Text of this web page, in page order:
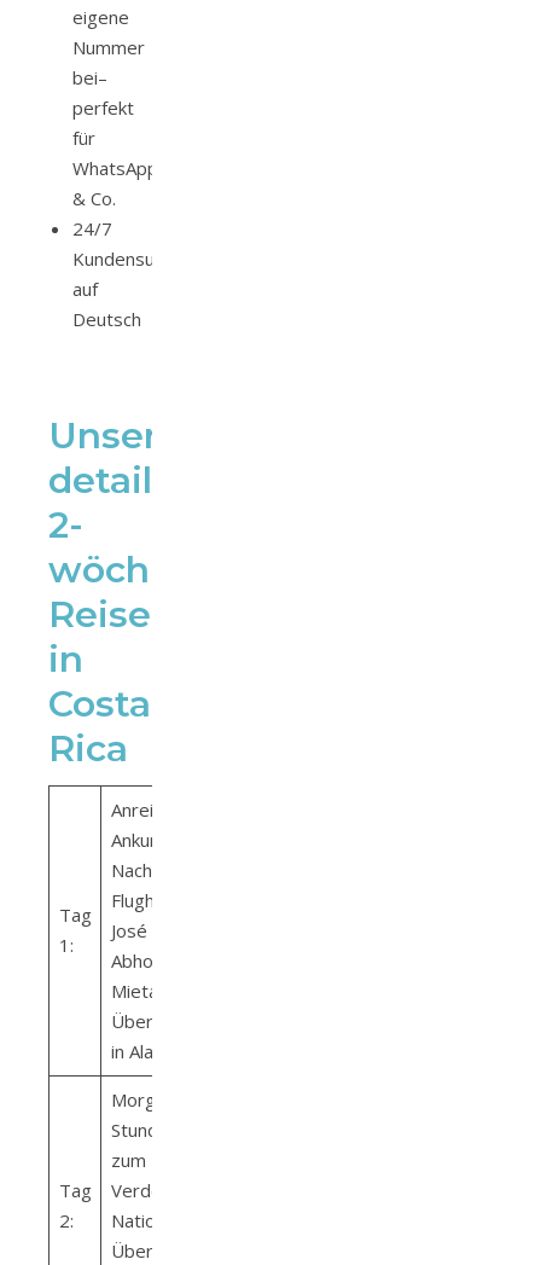
eigene
Nummer
bei–
perfekt
für
WhatsApp
& Co.
24/7
Kundensupport
auf
Deutsch
Unsere
detaillierte
2-
wöchige
Reiseroute
in
Costa
Rica
Tag
1:
Anreise,
Ankunft später
Nachmittag am
Flughafen San
José
Abholung
Mietauto
Übernachtung
in Alajuela
Tag
2:
Morgens 2 1/2
Stunden Fahrt
zum Monte
Verde
Nationalpark
Übernachtung